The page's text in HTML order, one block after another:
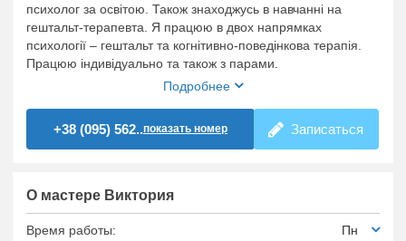
психолог за освітою. Також знаходжусь в навчанні на
гештальт-терапевта. Я працюю в двох напрямках
психології – гештальт та когнітивно-поведінкова терапія.
Працюю індивідуально та також з парами.
Подробнее
+38 (095) 562..показать номер Записаться
О мастере Виктория
Время работы: Пн